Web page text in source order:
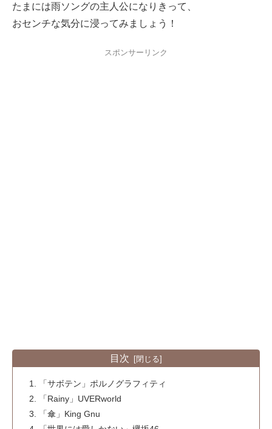
たまには雨ソングの主人公になりきって、
おセンチな気分に浸ってみましょう！
スポンサーリンク
目次
「サボテン」ポルノグラフィティ
「Rainy」UVERworld
「傘」King Gnu